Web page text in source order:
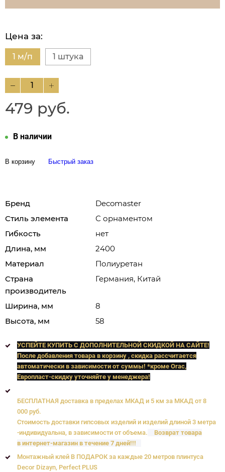
Цена за:
1 м/п 1 штука
479 руб.
В наличии
В корзину Быстрый заказ
Бренд
Decomaster
Стиль элемента
С орнаментом
Гибкость
нет
Длина, мм
2400
Материал
Полиуретан
Страна
производитель
Германия, Китай
Ширина, мм
8
Высота, мм
58
УСПЕЙТЕ КУПИТЬ C ДОПОЛНИТЕЛЬНОЙ СКИДКОЙ НА САЙТЕ!
После добавления товара в корзину , скидка рассчитается
автоматически в зависимости от суммы! *кроме Orac,
Европласт-скидку уточняйте у менеджера!
БЕСПЛАТНАЯ доставка в пределах МКАД и 5 км за МКАД от 8
000 руб.
Стоимость доставки гипсовых изделий и изделий длиной 3 метра
-индивидуальна, в зависимости от объема.
Возврат товара
в интернет-магазин в течение 7 дней!!!
Монтажный клей В ПОДАРОК за каждые 20 метров плинтуса
Decor Dizayn, Perfect PLUS